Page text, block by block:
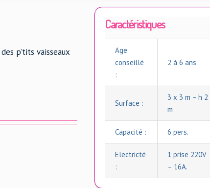
p’tits vaisseaux
Caractéristiques
Age
conseillé
:
2 à 6 ans
Surface :
3 x 3 m – h 2
m
Capacité : 6 pers.
Electricté
:
1 prise 220V
– 16A.